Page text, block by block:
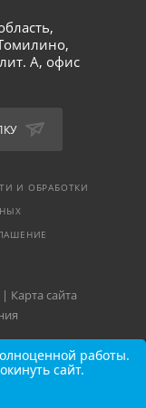
А, офис
И ОБРАБОТКИ
Карта сайта
работы.
сайт.